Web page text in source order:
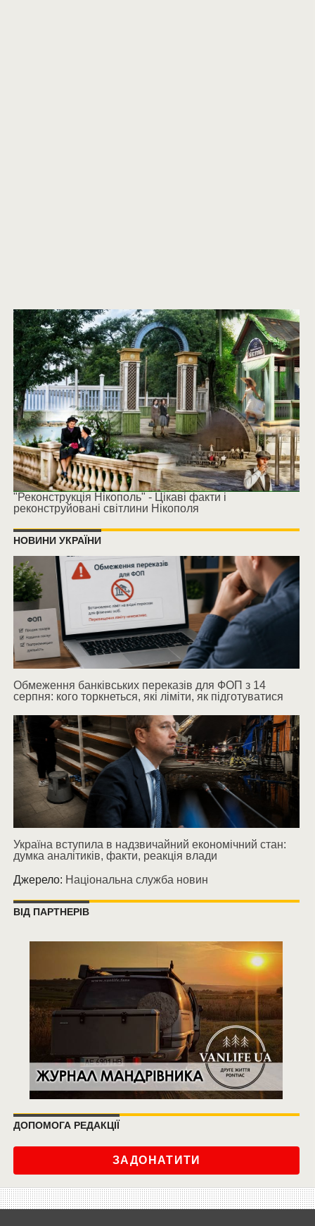
"Реконструкція Нікополь" - Цікаві факти і
реконструйовані світлини Нікополя
НОВИНИ УКРАЇНИ
Обмеження банківських переказів для ФОП з 14
серпня: кого торкнеться, які ліміти, як підготуватися
Україна вступила в надзвичайний економічний стан:
думка аналітиків, факти, реакція влади
Джерело: Національна служба новин
ВІД ПАРТНЕРІВ
ДОПОМОГА РЕДАКЦІЇ
ЗАДОНАТИТИ